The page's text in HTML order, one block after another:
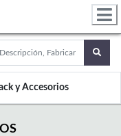
y Accesorios